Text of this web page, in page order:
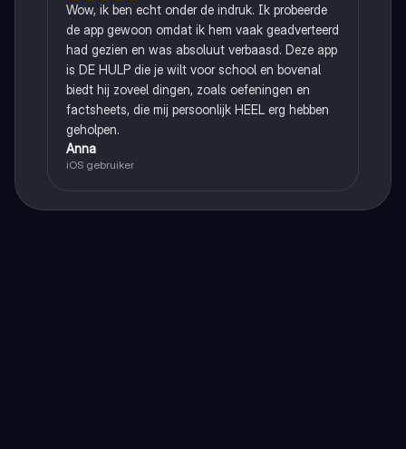
Wow, ik ben echt onder de indruk. Ik probeerde
de app gewoon omdat ik hem vaak geadverteerd
had gezien en was absoluut verbaasd. Deze app
is DE HULP die je wilt voor school en bovenal
biedt hij zoveel dingen, zoals oefeningen en
factsheets, die mij persoonlijk HEEL erg hebben
geholpen.
Anna
iOS gebruiker